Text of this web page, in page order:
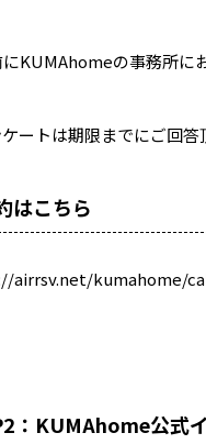
KUMAhomeの事務所に
ートは期限までにご回答
はこちら
airrsv.net/kumahome/
：KUMAhome公式